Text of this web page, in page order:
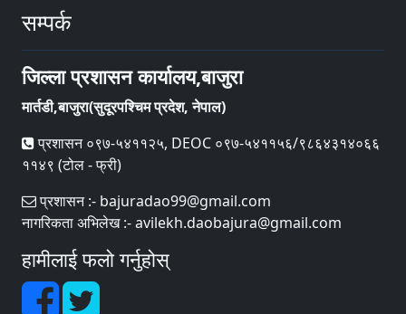
सम्पर्क
जिल्ला प्रशासन कार्यालय,बाजुरा
मार्तडी,बाजुरा(सुदूरपश्चिम प्रदेश, नेपाल)
प्रशासन ०९७-५४११२५, DEOC ०९७-५४११५६/९८६४३१४०६६
११४९ (टोल - फ्री)
प्रशासन :- bajuradao99@gmail.com
नागरिकता अभिलेख :- avilekh.daobajura@gmail.com
हामीलाई फलो गर्नुहोस्